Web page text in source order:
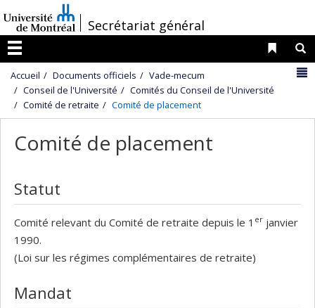
au
contenu
/
Secrétariat général
Menu
Liens
Accueil Documents officiels
Vade-mecum
Conseil de l'Université
Comités du Conseil de l'Université
Comité de retraite
Comité de placement
Comité de placement
Statut
Comité relevant du Comité de retraite depuis le 1 er janvier
1990.
(Loi sur les régimes complémentaires de retraite)
Mandat